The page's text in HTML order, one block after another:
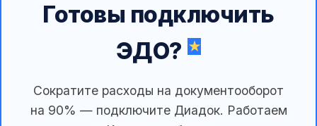
Готовы подключить
ЭДО?
Сократите расходы на документооборот
на 90% — подключите Диадок. Работаем